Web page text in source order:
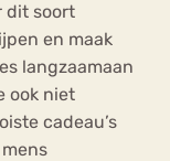
dit soort
en maak
langzaamaan
ook niet
cadeau’s